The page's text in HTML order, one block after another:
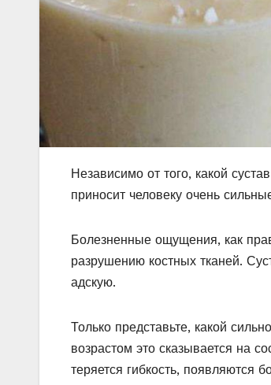
Независимо от того, какой
приносит человеку очень
Болезненные ощущения, как
разрушению костных тканей.
адскую.
Только представьте, какой
возрастом это сказывается на
теряется гибкость, появляются